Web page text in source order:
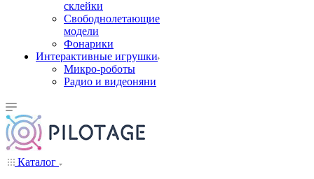
склейки
Свободнолетающие
модели
Фонарики
Интерактивные игрушки
Микро-роботы
Радио и видеоняни
Каталог